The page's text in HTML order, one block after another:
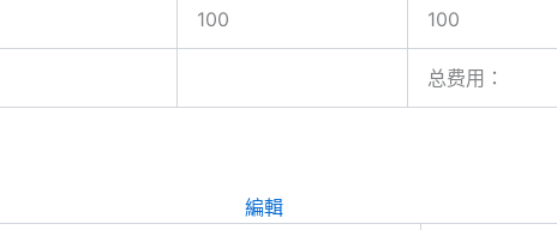
100 100
总费用：
編輯